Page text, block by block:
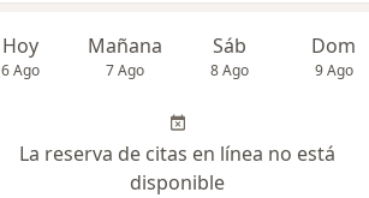
Hoy
6 Ago
Mañana
7 Ago
Sáb
8 Ago
Dom
9 Ago
La reserva de citas en línea no está
disponible